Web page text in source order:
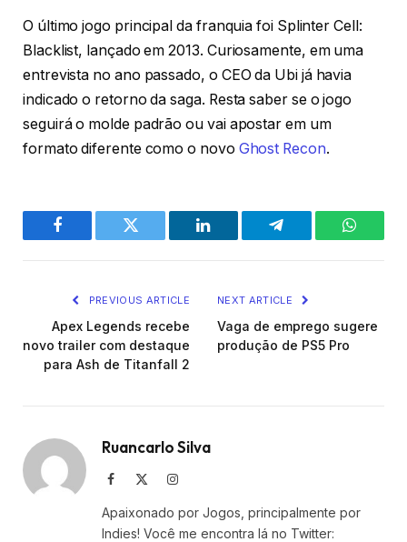
O último jogo principal da franquia foi Splinter Cell:
Blacklist, lançado em 2013. Curiosamente, em uma
entrevista no ano passado, o CEO da Ubi já havia
indicado o retorno da saga. Resta saber se o jogo
seguirá o molde padrão ou vai apostar em um
formato diferente como o novo Ghost Recon.
Facebook Twitter LinkedIn Telegram
PREVIOUS ARTICLE
Apex Legends recebe
novo trailer com destaque
para Ash de Titanfall 2
NEXT ARTICLE
Vaga de emprego sugere
produção de PS5 Pro
Ruancarlo Silva
Facebook Instagram
Apaixonado por Jogos, principalmente por
Indies! Você me encontra lá no Twitter: